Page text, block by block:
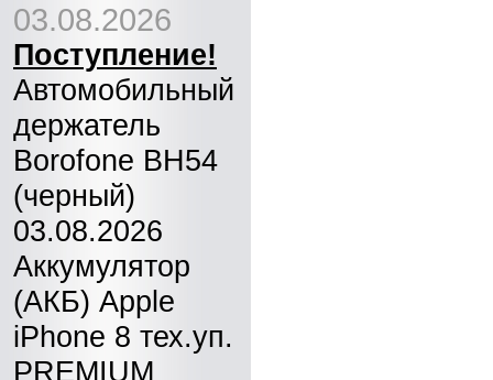
03.08.2026
Поступление!
Автомобильный
держатель
Borofone BH54
(черный)
03.08.2026
Аккумулятор
(АКБ) Apple
iPhone 8 тех.уп.
PREMIUM